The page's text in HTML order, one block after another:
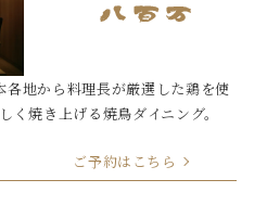
各地から料理長が厳選した鶏を使
く焼き上げる焼鳥ダイニング。
ご予約はこちら